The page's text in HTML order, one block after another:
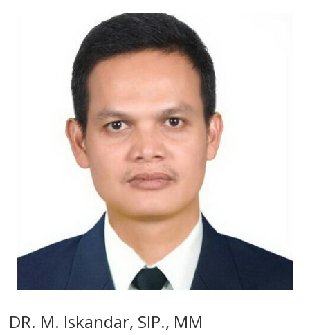
DR. M. Iskandar, SIP., MM